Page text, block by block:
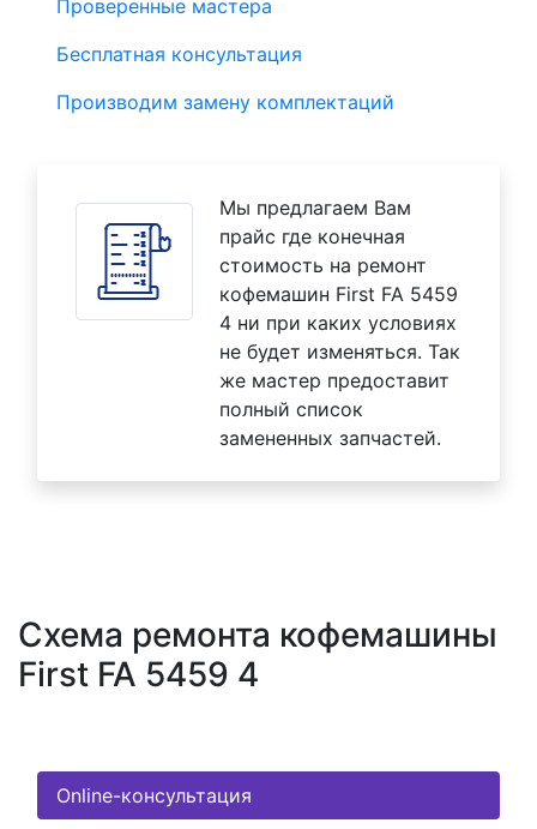
Проверенные мастера
Бесплатная консультация
Производим замену комплектаций
Мы предлагаем Вам
прайс где конечная
стоимость на ремонт
кофемашин First FA 5459
4 ни при каких условиях
не будет изменяться. Так
же мастер предоставит
полный список
замененных запчастей.
Схема ремонта кофемашины
First FA 5459 4
Online-консультация